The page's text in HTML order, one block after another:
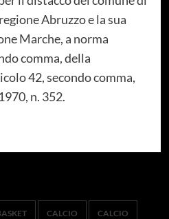
Abruzzo e la sua
Marche, a norma
comma, della
42, secondo comma,
n. 352.
CALCIO CALCIO